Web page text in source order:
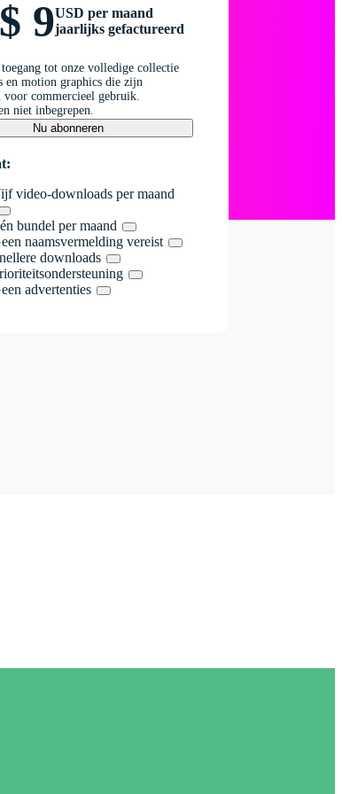
9USD per maand
jaarlijks gefactureerd
tot onze volledige collectie
en motion graphics die zijn
voor commercieel gebruik.
niet inbegrepen.
Nu abonneren
video-downloads per maand
bundel per maand
naamsvermelding vereist
downloads
advertenties